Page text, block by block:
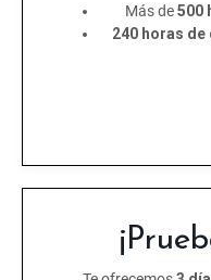
Más de500
240 horas